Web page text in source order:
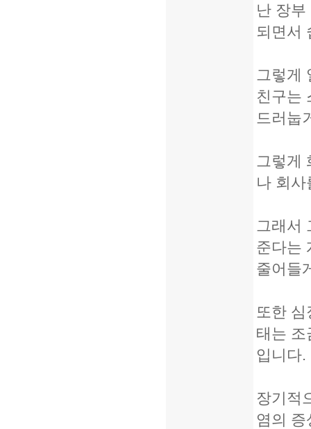
난 장
되면서
그렇게
친구는
드러눕
그렇게
나 회
그래서
준다는
줄어들
또한 심
태는 조
입니다.
장기적
염의